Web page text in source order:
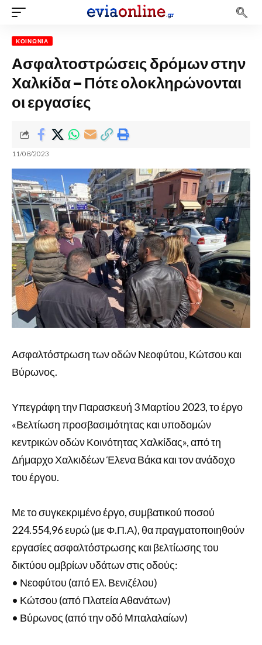
ΚΟΙΝΩΝΊΑ
Ασφαλτοστρώσεις δρόμων στην
Χαλκίδα – Πότε ολοκληρώνονται
οι εργασίες
11/08/2023
Ασφαλτόστρωση των οδών Νεοφύτου, Κώτσου και
Βύρωνος.
Υπεγράφη την Παρασκευή 3 Μαρτίου 2023, το έργο
«Βελτίωση προσβασιμότητας και υποδομών
κεντρικών οδών Κοινότητας Χαλκίδας», από τη
Δήμαρχο Χαλκιδέων Έλενα Βάκα και τον ανάδοχο
του έργου.
Με το συγκεκριμένο έργο, συμβατικού ποσού
224.554,96 ευρώ (με Φ.Π.Α), θα πραγματοποιηθούν
εργασίες ασφαλτόστρωσης και βελτίωσης του
δικτύου ομβρίων υδάτων στις οδούς:
• Νεοφύτου (από Ελ. Βενιζέλου)
• Κώτσου (από Πλατεία Αθανάτων)
• Βύρωνος (από την οδό Μπαλαλαίων)